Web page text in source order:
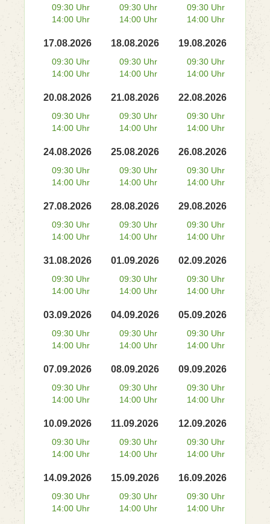
09:30 Uhr
14:00 Uhr
09:30 Uhr
14:00 Uhr
09:30 Uhr
14:00 Uhr
17.08.2026
09:30 Uhr
14:00 Uhr
18.08.2026
09:30 Uhr
14:00 Uhr
19.08.2026
09:30 Uhr
14:00 Uhr
20.08.2026
09:30 Uhr
14:00 Uhr
21.08.2026
09:30 Uhr
14:00 Uhr
22.08.2026
09:30 Uhr
14:00 Uhr
24.08.2026
09:30 Uhr
14:00 Uhr
25.08.2026
09:30 Uhr
14:00 Uhr
26.08.2026
09:30 Uhr
14:00 Uhr
27.08.2026
09:30 Uhr
14:00 Uhr
28.08.2026
09:30 Uhr
14:00 Uhr
29.08.2026
09:30 Uhr
14:00 Uhr
31.08.2026
09:30 Uhr
14:00 Uhr
01.09.2026
09:30 Uhr
14:00 Uhr
02.09.2026
09:30 Uhr
14:00 Uhr
03.09.2026
09:30 Uhr
14:00 Uhr
04.09.2026
09:30 Uhr
14:00 Uhr
05.09.2026
09:30 Uhr
14:00 Uhr
07.09.2026
09:30 Uhr
14:00 Uhr
08.09.2026
09:30 Uhr
14:00 Uhr
09.09.2026
09:30 Uhr
14:00 Uhr
10.09.2026
09:30 Uhr
14:00 Uhr
11.09.2026
09:30 Uhr
14:00 Uhr
12.09.2026
09:30 Uhr
14:00 Uhr
14.09.2026
09:30 Uhr
14:00 Uhr
15.09.2026
09:30 Uhr
14:00 Uhr
16.09.2026
09:30 Uhr
14:00 Uhr